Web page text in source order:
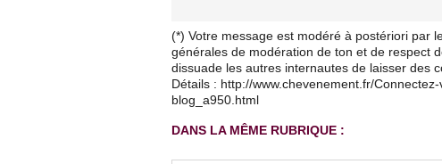
(*) Votre message est modéré à postériori par
générales de modération de ton et de respect
dissuade les autres internautes de laisser des
Détails : http://www.chevenement.fr/
blog_a950.html
DANS LA MÊME RUBRIQUE :